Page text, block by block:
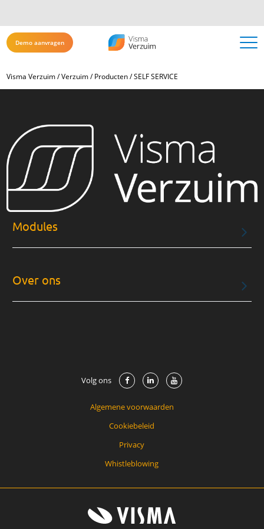
Demo aanvragen
Visma Verzuim/Verzuim/Producten/SELF SERVICE
Modules
Over ons
Volg ons
Algemene voorwaarden
Cookiebeleid
Privacy
Whistleblowing